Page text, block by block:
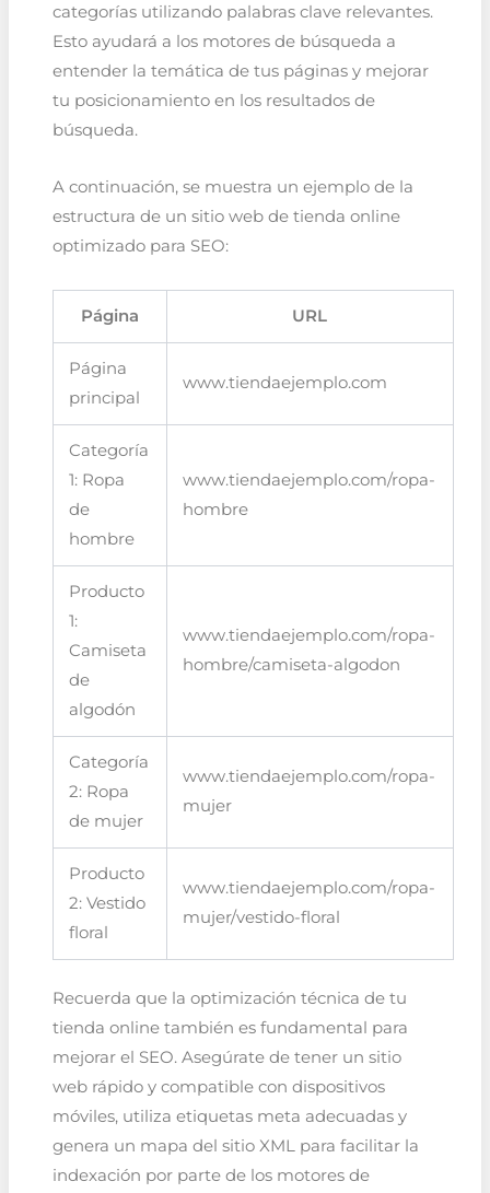
categorías utilizando palabras clave relevantes.
Esto ayudará a los motores de búsqueda a
entender la temática de tus páginas y mejorar
tu posicionamiento en los resultados de
búsqueda.
A continuación, se muestra un ejemplo de la
estructura de un sitio web de tienda online
optimizado para SEO:
Página URL
Página
principal
www.tiendaejemplo.com
Categoría
1: Ropa
de
hombre
www.tiendaejemplo.com/ropa-
hombre
Producto
1:
Camiseta
de
algodón
www.tiendaejemplo.com/ropa-
hombre/camiseta-algodon
Categoría
2: Ropa
de mujer
www.tiendaejemplo.com/ropa-
mujer
Producto
2: Vestido
floral
www.tiendaejemplo.com/ropa-
mujer/vestido-floral
Recuerda que la optimización técnica de tu
tienda online también es fundamental para
mejorar el SEO. Asegúrate de tener un sitio
web rápido y compatible con dispositivos
móviles, utiliza etiquetas meta adecuadas y
genera un mapa del sitio XML para facilitar la
indexación por parte de los motores de